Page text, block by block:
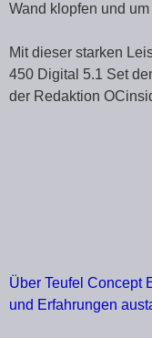
Wand klopfen und
Mit dieser starken
450 Digital 5.1 Set
der Redaktion
Über Teufel Concept
und Erfahrungen